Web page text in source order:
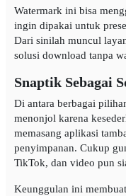
Watermark ini bisa
ingin dipakai untuk
Dari sinilah muncul
solusi download tanpa
Snaptik Sebagai
Di antara berbagai
menonjol karena
memasang aplikasi
penyimpanan. Cukup
TikTok, dan video pun
Keunggulan ini